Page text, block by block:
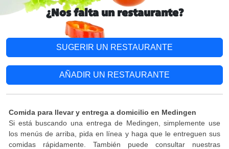
¿Nos falta un restaurante?
SUGERIR UN RESTAURANTE
AÑADIR UN RESTAURANTE
Comida para llevar y entrega a domicilio en Medingen
Si está buscando una entrega de Medingen, simplemente use
los menús de arriba, pida en línea y haga que le entreguen sus
comidas rápidamente. También puede consultar nuestras